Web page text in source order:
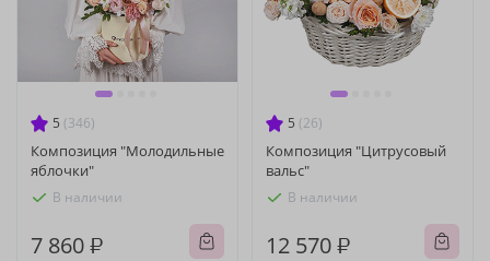
5 (346)
Композиция "Молодильные
яблочки"
В наличии
7 860 ₽
5 (26)
Композиция "Цитрусовый
вальс"
В наличии
12 570 ₽